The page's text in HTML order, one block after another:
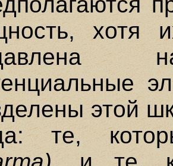
хотя
этой
те,